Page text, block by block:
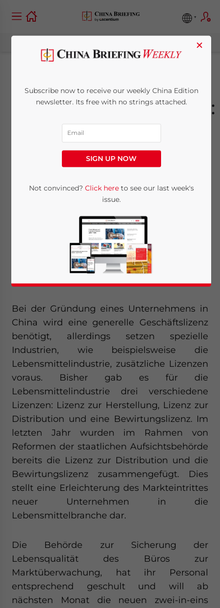
Chinas
Lebensmittelindustrie:
Die neue zwei-in-eins
Geschäftslizenz
Reading Time: 4 minutes
Lebensmittel hat am 1. Oktober Regularien
veröffentlicht, welche eine Verschmelzung
der Lizenz zur Lebensmittelherstellung und
der Bewirtungslizenz zu einer einzigen
Bei der Gründung eines Unternehmens in
China wird eine generelle Geschäftslizenz
benötigt, allerdings setzen spezielle
Industrien, wie beispielsweise die
Lebensmittelindustrie, zusätzliche Lizenzen
voraus. Bisher gab es für die
Lebensmittelindustrie drei verschiedene
Lizenzen: Lizenz zur Herstellung, Lizenz zur
Distribution und eine Bewirtungslizenz. Im
letzten Jahr wurden im Rahmen von
Reformen der staatlichen Aufsichtsbehörde
bereits die Lizenz zur Distribution und die
Bewirtungslizenz zusammengefügt. Dies
stellt eine Erleichterung des Markteintrittes
neuer Unternehmen in die
Lebensmittelbranche dar.
Die Behörde zur Sicherung der
Lebensqualität des Büros zur
Marktüberwachung, hat ihr Personal
entsprechend geschult und will ab
nächsten Monat die neuen zwei-in-eins
×
Subscribe now to receive our weekly China Edition
newsletter. Its free with no strings attached.
SIGN UP NOW
Not convinced? Click hereto see our last week's
issue.
Yes, I have read thePrivacy Policy
Statement for this
website. Please send me business news and updates
for Asia!
- case sensitive